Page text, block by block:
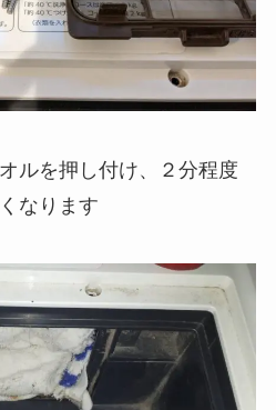
ルを押し付け、２分程度
なります